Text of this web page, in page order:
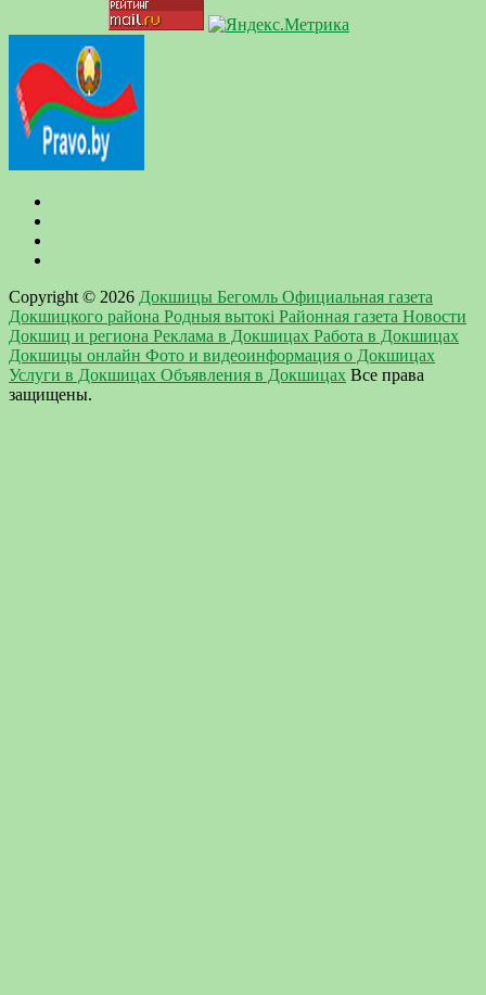
Copyright © 2026 Докшицы Бегомль Официальная газета
Докшицкого района Родныя вытокi Районная газета Новости
Докшиц и региона Реклама в Докшицах Работа в Докшицах
Докшицы онлайн Фото и видеоинформация о Докшицах
Услуги в Докшицах Объявления в Докшицах Все права
защищены.